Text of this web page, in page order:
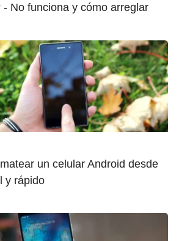
- No funciona y cómo arreglar
un celular Android desde
y rápido